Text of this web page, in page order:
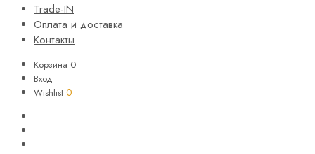
Trade-IN
Оплата и доставка
Контакты
Корзина 0
Вход
Wishlist 0